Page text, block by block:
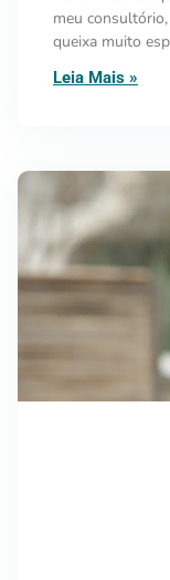
meu
queixa muito
Leia Mais »